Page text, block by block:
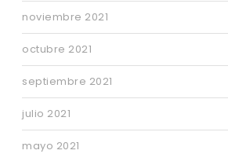
noviembre 2021
octubre 2021
septiembre 2021
julio 2021
mayo 2021